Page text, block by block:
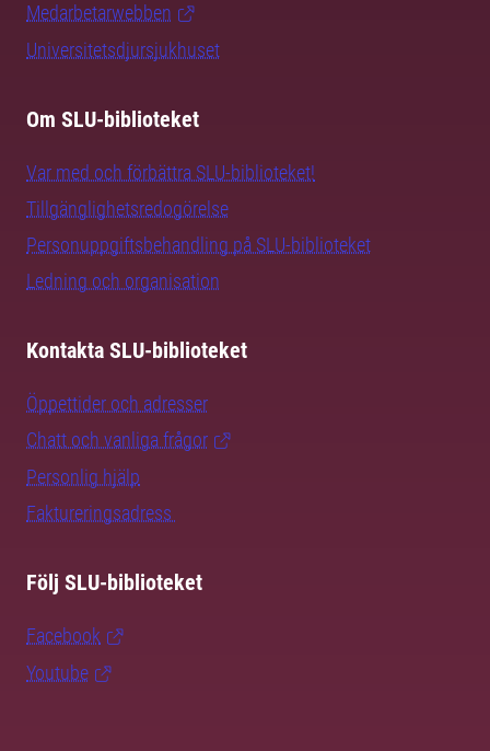
Medarbetarwebben
Universitetsdjursjukhuset
Om SLU-biblioteket
Var med och förbättra SLU-biblioteket!
Tillgänglighetsredogörelse
Personuppgiftsbehandling på SLU-biblioteket
Ledning och organisation
Kontakta SLU-biblioteket
Öppettider och adresser
Chatt och vanliga frågor
Personlig hjälp
Faktureringsadress
Följ SLU-biblioteket
Facebook
Youtube